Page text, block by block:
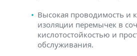
Высокая проводимость и
изоляции перемычек в
кислотостойкостью и
обслуживания.